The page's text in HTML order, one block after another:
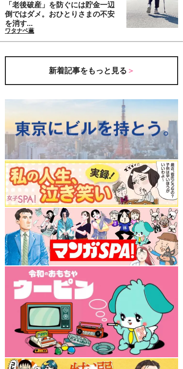
「老後破産」を防ぐには貯金一辺
倒ではダメ。おひとりさまの不安
を消す...
ワタナベ薫
新着記事をもっと見る